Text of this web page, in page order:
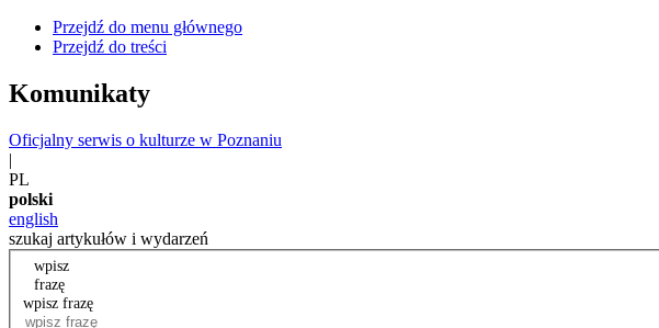
Przejdź do menu głównego
Przejdź do treści
Komunikaty
Oficjalny serwis o kulturze w Poznaniu
|
PL
polski
english
szukaj artykułów i wydarzeń
wpisz
frazę
wpisz frazę